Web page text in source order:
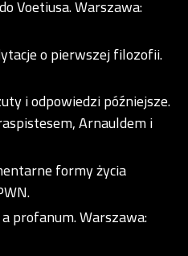
Voetiusa. Warszawa:
o pierwszej filozofii.
i odpowiedzi późniejsze.
Arnauldem i
formy życia
profanum. Warszawa: